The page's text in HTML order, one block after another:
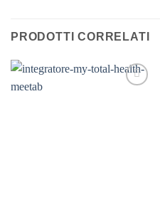
PRODOTTI CORRELATI